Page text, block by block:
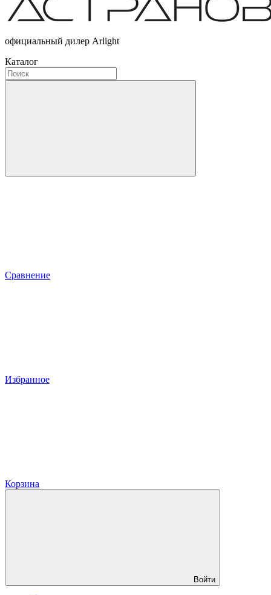
официальный дилер Arlight
Каталог
Сравнение
Избранное
Корзина
Войти